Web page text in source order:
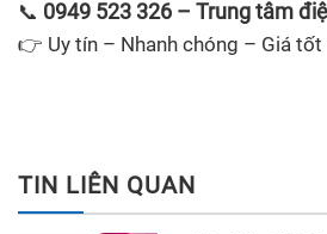
📞 0949 523 326 – Trung tâm
👉 Uy tín – Nhanh chóng – Giá tốt
TIN LIÊN QUAN